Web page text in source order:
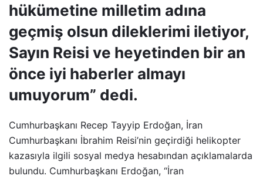
hükümetine milletim adına
geçmiş olsun dileklerimi iletiyor,
Sayın Reisi ve heyetinden bir an
önce iyi haberler almayı
umuyorum” dedi.
Cumhurbaşkanı Recep Tayyip Erdoğan, İran
Cumhurbaşkanı İbrahim Reisi’nin geçirdiği helikopter
kazasıyla ilgili sosyal medya hesabından açıklamalarda
bulundu. Cumhurbaşkanı Erdoğan, “İran